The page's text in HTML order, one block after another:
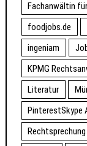
Fachanwältin
foodjobs.de
ingeniam
KPMG
Literatur
PinterestSkype
Rechtsprechung